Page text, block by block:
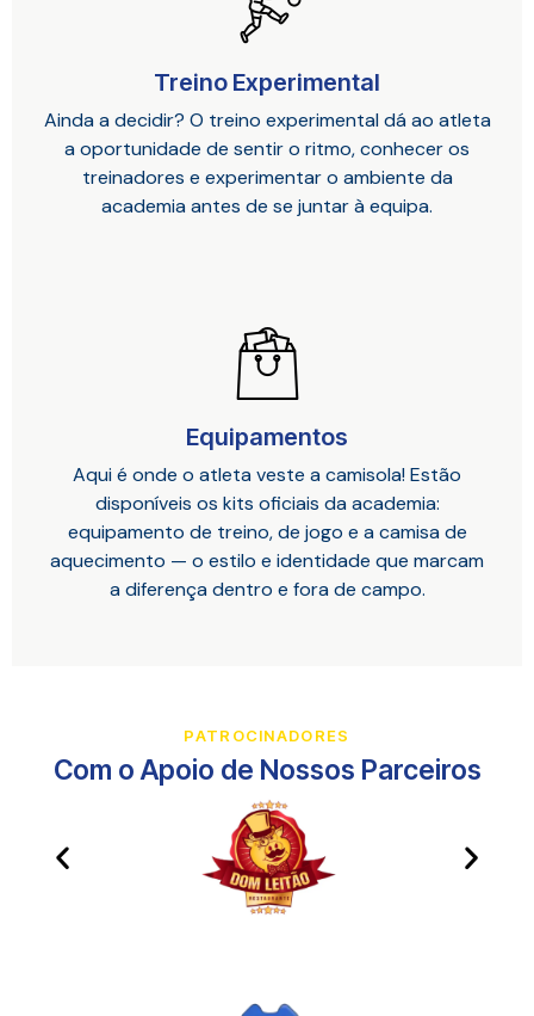
Treino Experimental
Ainda a decidir? O treino experimental dá ao atleta
a oportunidade de sentir o ritmo, conhecer os
treinadores e experimentar o ambiente da
academia antes de se juntar à equipa.
Equipamentos
Aqui é onde o atleta veste a camisola! Estão
disponíveis os kits oficiais da academia:
equipamento de treino, de jogo e a camisa de
aquecimento — o estilo e identidade que marcam
a diferença dentro e fora de campo.
PATROCINADORES
Com o Apoio de Nossos Parceiros​